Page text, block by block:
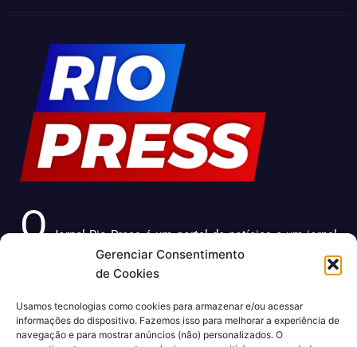
Gerenciar Consentimento
de Cookies
Usamos tecnologias como cookies para armazenar e/ou acessar
informações do dispositivo. Fazemos isso para melhorar a experiência de
navegação e para mostrar anúncios (não) personalizados. O
O Jornal Rio Press é um portal de notícias e um jornal
impresso que cobre diversas notícias sobre a cidade do
Rio de Janeiro. Com uma abordagem abrangente e
sobre política, economia, cultura, entre outros temas
relevantes para a população carioca. Além disso, o Jornal